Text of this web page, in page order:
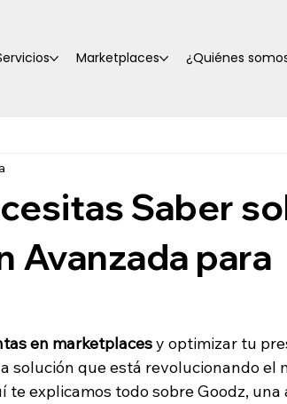
Marketplaces ¿Quiénes
Saber
Avanzada para
en marketplaces y optimizar tu
solución que está revolucionando el
te explicamos todo sobre Goodz,